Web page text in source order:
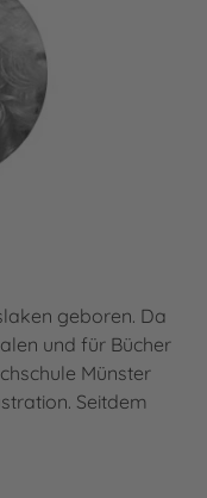
geboren. Da
und für Bücher
Münster
Seitdem